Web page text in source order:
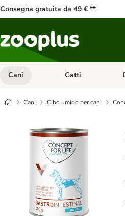
Consegna gratuita da 49 € **
Cani Apri Menu
Gatti
Cani Cibo umido per cani